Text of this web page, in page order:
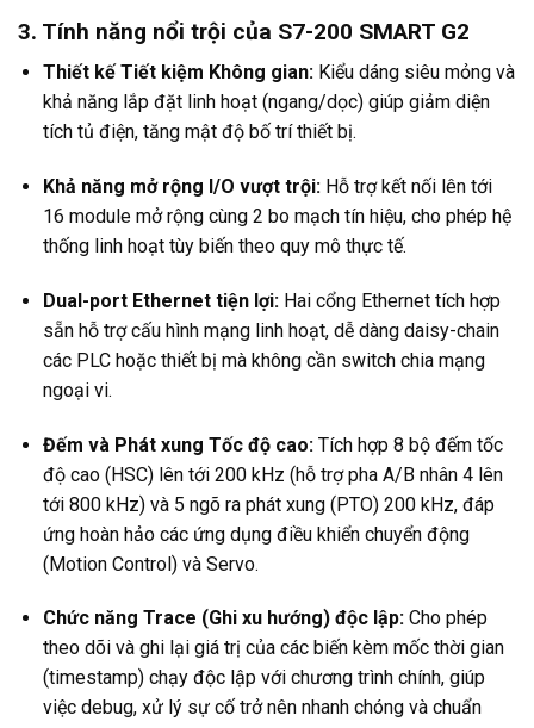
3. Tính năng nổi trội của S7-200 SMART G2
Thiết kế Tiết kiệm Không gian:Kiểu dáng siêu mỏng và
khả năng lắp đặt linh hoạt (ngang/dọc) giúp giảm diện
tích tủ điện, tăng mật độ bố trí thiết bị.
Khả năng mở rộng I/O vượt trội:Hỗ trợ kết nối lên tới
16 module mở rộng cùng 2 bo mạch tín hiệu, cho phép hệ
thống linh hoạt tùy biến theo quy mô thực tế.
Dual-port Ethernet tiện lợi:Hai cổng Ethernet tích hợp
sẵn hỗ trợ cấu hình mạng linh hoạt, dễ dàng daisy-chain
các PLC hoặc thiết bị mà không cần switch chia mạng
ngoại vi.
Đếm và Phát xung Tốc độ cao:Tích hợp 8 bộ đếm tốc
độ cao (HSC) lên tới 200 kHz (hỗ trợ pha A/B nhân 4 lên
tới 800 kHz) và 5 ngõ ra phát xung (PTO) 200 kHz, đáp
ứng hoàn hảo các ứng dụng điều khiển chuyển động
(Motion Control) và Servo.
Chức năng Trace (Ghi xu hướng) độc lập:Cho phép
theo dõi và ghi lại giá trị của các biến kèm mốc thời gian
(timestamp) chạy độc lập với chương trình chính, giúp
việc debug, xử lý sự cố trở nên nhanh chóng và chuẩn